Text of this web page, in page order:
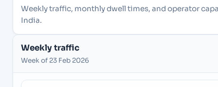
Weekly traffic, monthly dwell times, and operator
India.
Weekly traffic
Week of 23 Feb 2026